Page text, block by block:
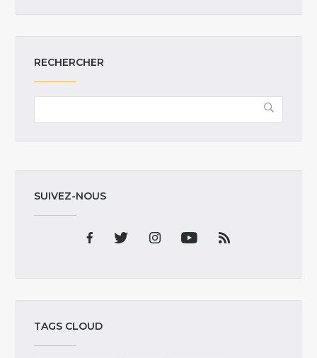
RECHERCHER
SUIVEZ-NOUS
TAGS CLOUD